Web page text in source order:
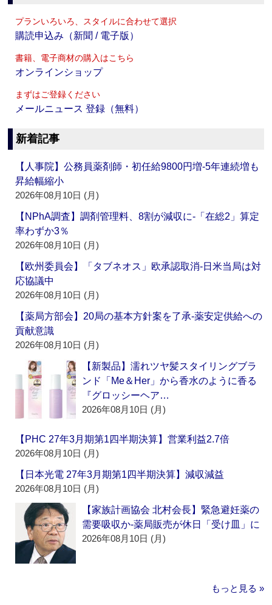
プランいろいろ、スタイルに合わせて選択
購読申込み（新聞 / 電子版）
書籍、電子商材の購入はこちら
オンラインショップ
まずはご登録ください
メールニュース 登録（無料）
新着記事
【人事院】公務員薬剤師・初任給9800円増‐5年連続増も
昇給幅縮小
2026年08月10日 (月)
【NPhA調査】調剤管理料、8割が減収に‐「在総2」算定
率わずか3％
2026年08月10日 (月)
【欧州委員会】「タブネオス」欧承認取消‐日米当局は対
応協議中
2026年08月10日 (月)
【薬局方部会】20局の基本方針案を了承‐薬安定供給への
貢献意識
2026年08月10日 (月)
【新製品】濡れツヤ髪スタイリングブラ
ンド「Me＆Her」から香水のように香る
『グロッシーヘア…
2026年08月10日 (月)
【PHC 27年3月期第1四半期決算】営業利益2.7倍
2026年08月10日 (月)
【日本光電 27年3月期第1四半期決算】減収減益
2026年08月10日 (月)
【家族計画協会 北村会長】緊急避妊薬の
需要吸収か‐薬局販売が休日「受け皿」に
2026年08月10日 (月)
もっと見る »